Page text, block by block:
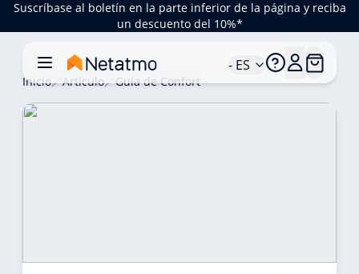
Suscríbase al boletín en la parte inferior de la página y reciba
un descuento del 10%*
- ES
Inicio Artículo Guía de Confort